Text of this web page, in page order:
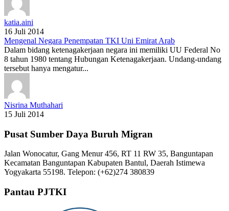
katia.aini
16 Juli 2014
Mengenal Negara Penempatan TKI Uni Emirat Arab
Dalam bidang ketenagakerjaan negara ini memiliki UU Federal No
8 tahun 1980 tentang Hubungan Ketenagakerjaan. Undang-undang
tersebut hanya mengatur...
Nisrina Muthahari
15 Juli 2014
Pusat Sumber Daya Buruh Migran
Jalan Wonocatur, Gang Menur 456, RT 11 RW 35, Banguntapan
Kecamatan Banguntapan Kabupaten Bantul, Daerah Istimewa
Yogyakarta 55198. Telepon: (+62)274 380839
Pantau PJTKI